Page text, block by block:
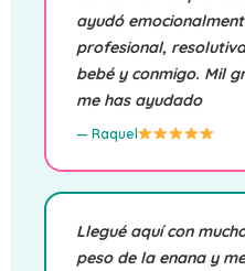
ayudó
profesional,
bebé y conmigo. Mil
me has ayudado
— Raquel
Llegué aquí con
peso de la enana y